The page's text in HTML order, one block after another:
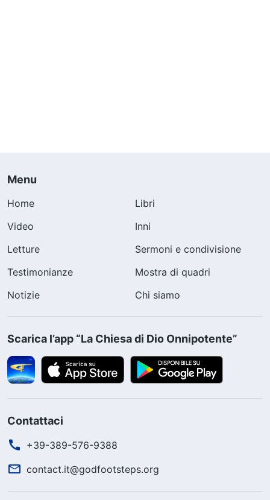
Menu
Home
Libri
Video
Inni
Letture
Sermoni e condivisione
Testimonianze
Mostra di quadri
Notizie
Chi siamo
Scarica l’app “La Chiesa di Dio Onnipotente”
Contattaci
+39-389-576-9388
contact.it@godfootsteps.org